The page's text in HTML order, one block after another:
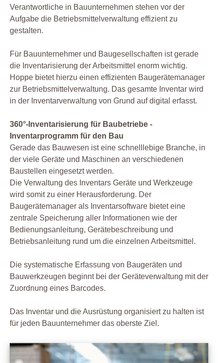
Verantwortliche in Bauunternehmen stehen vor der
Aufgabe die Betriebsmittelverwaltung effizient zu
gestalten.
Für Bauunternehmer und Baugesellschaften ist gerade
die Inventarisierung der Arbeitsmittel enorm wichtig.
Hoppe bietet hierzu einen effizienten Baugerätemanager
zur Betriebsmittelverwaltung. Das gesamte Inventar wird
in der Inventarverwaltung von Grund auf digital erfasst.
360°-Inventarisierung für Baubetriebe -
Inventarprogramm für den Bau
Gerade das Bauwesen ist eine schnelllebige Branche, in
der viele Geräte und Maschinen an verschiedenen
Baustellen eingesetzt werden.
Die Verwaltung des Inventars Geräte und Werkzeuge
wird somit zu einer Herausforderung. Der
Baugerätemanager als Inventarsoftware bietet eine
zentrale Speicherung aller Informationen wie der
Bedienungsanleitung, Gerätebeschreibung und
Betriebsanleitung rund um die einzelnen Arbeitsmittel.
Die systematische Erfassung von Baugeräten und
Bauwerkzeugen beginnt bei der Geräteverwaltung mit der
Zuordnung eines Barcodes.
Das Inventar und die Ausrüstung organisiert zu halten ist
für jeden Bauunternehmer das oberste Ziel.